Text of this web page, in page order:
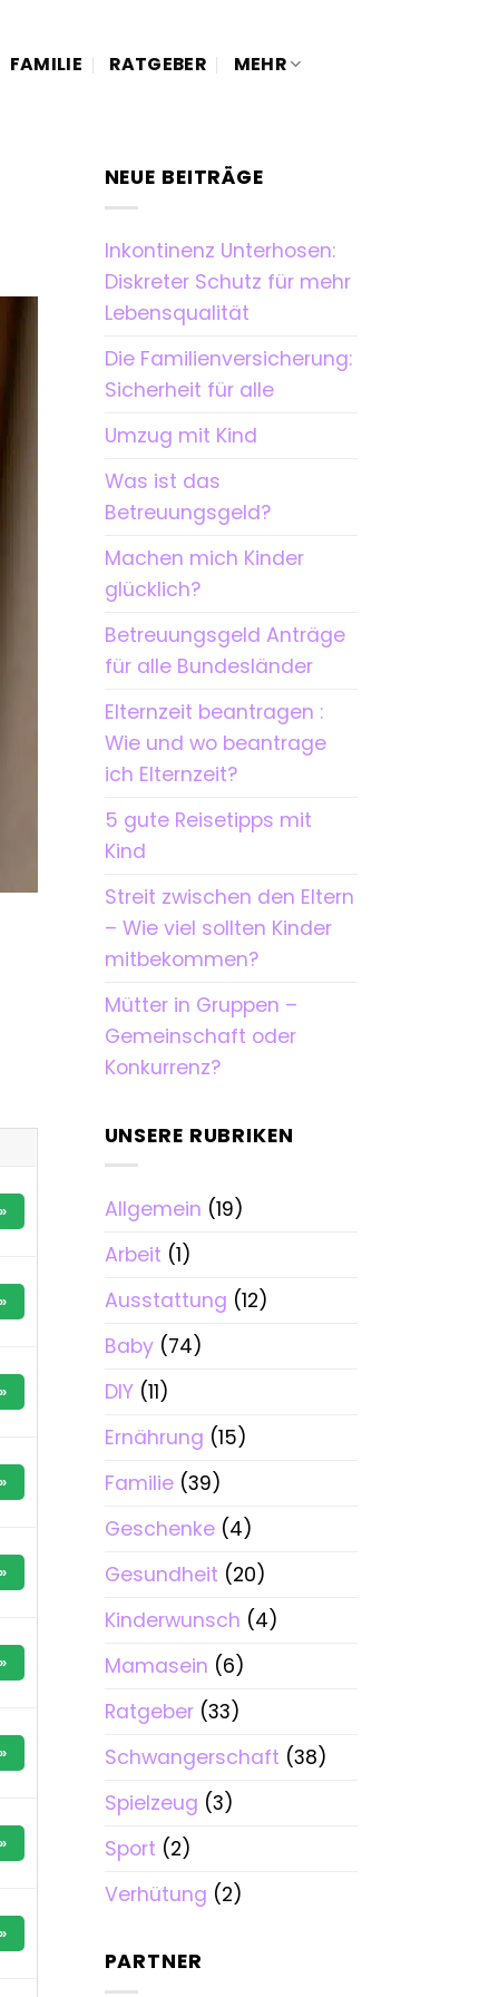
FAMILIE RATGEBER MEHR
NEUE BEITRÄGE
Inkontinenz Unterhosen:
Diskreter Schutz für mehr
Lebensqualität
Die Familienversicherung:
Sicherheit für alle
Umzug mit Kind
Was ist das
Betreuungsgeld?
Machen mich Kinder
glücklich?
Betreuungsgeld Anträge
für alle Bundesländer
Elternzeit beantragen :
Wie und wo beantrage
ich Elternzeit?
5 gute Reisetipps mit
Kind
Streit zwischen den Eltern
– Wie viel sollten Kinder
mitbekommen?
Mütter in Gruppen –
Gemeinschaft oder
Konkurrenz?
UNSERE RUBRIKEN
Allgemein (19)
Arbeit (1)
Ausstattung (12)
Baby(74)
DIY(11)
Ernährung (15)
Familie(39)
Geschenke(4)
Gesundheit (20)
Kinderwunsch (4)
Mamasein (6)
Ratgeber(33)
Schwangerschaft (38)
Spielzeug (3)
Sport (2)
Verhütung (2)
PARTNER